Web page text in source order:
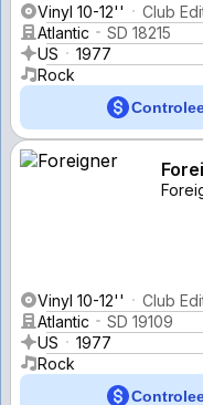
Vinyl 10-12''
Club
Atlantic
SD 18215
US
1977
Rock
Vinyl 10-12''
Club
Atlantic
SD 19109
US
1977
Rock